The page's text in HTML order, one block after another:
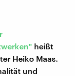
heißt
Heiko Maas.
und